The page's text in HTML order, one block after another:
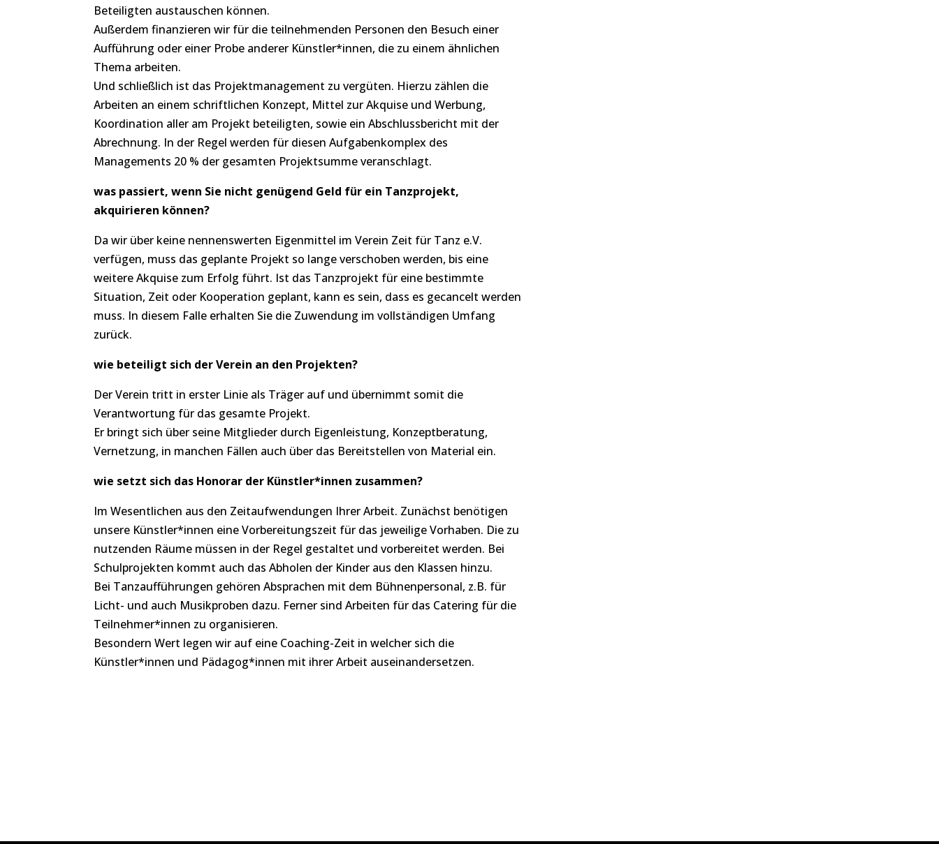
Beteiligten austauschen können.
Außerdem finanzieren wir für die teilnehmenden Personen den Besuch einer
Aufführung oder einer Probe anderer Künstler*innen, die zu einem ähnlichen
Thema arbeiten.
Und schließlich ist das Projektmanagement zu vergüten. Hierzu zählen die
Arbeiten an einem schriftlichen Konzept, Mittel zur Akquise und Werbung,
Koordination aller am Projekt beteiligten, sowie ein Abschlussbericht mit der
Abrechnung. In der Regel werden für diesen Aufgabenkomplex des
Managements 20 % der gesamten Projektsumme veranschlagt.
was passiert, wenn Sie nicht genügend Geld für ein Tanzprojekt,
akquirieren können?
Da wir über keine nennenswerten Eigenmittel im Verein Zeit für Tanz e.V.
verfügen, muss das geplante Projekt so lange verschoben werden, bis eine
weitere Akquise zum Erfolg führt. Ist das Tanzprojekt für eine bestimmte
Situation, Zeit oder Kooperation geplant, kann es sein, dass es gecancelt werden
muss. In diesem Falle erhalten Sie die Zuwendung im vollständigen Umfang
zurück.
wie beteiligt sich der Verein an den Projekten?
Der Verein tritt in erster Linie als Träger auf und übernimmt somit die
Verantwortung für das gesamte Projekt.
Er bringt sich über seine Mitglieder durch Eigenleistung, Konzeptberatung,
Vernetzung, in manchen Fällen auch über das Bereitstellen von Material ein.
wie setzt sich das Honorar der Künstler*innen zusammen?
Im Wesentlichen aus den Zeitaufwendungen Ihrer Arbeit. Zunächst benötigen
unsere Künstler*innen eine Vorbereitungszeit für das jeweilige Vorhaben. Die zu
nutzenden Räume müssen in der Regel gestaltet und vorbereitet werden. Bei
Schulprojekten kommt auch das Abholen der Kinder aus den Klassen hinzu.
Bei Tanzaufführungen gehören Absprachen mit dem Bühnenpersonal, z.B. für
Licht- und auch Musikproben dazu. Ferner sind Arbeiten für das Catering für die
Teilnehmer*innen zu organisieren.
Besondern Wert legen wir auf eine Coaching-Zeit in welcher sich die
Künstler*innen und Pädagog*innen mit ihrer Arbeit auseinandersetzen.